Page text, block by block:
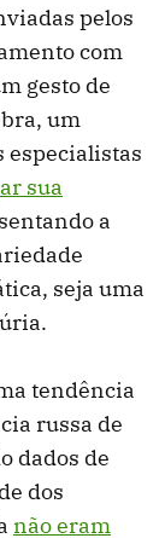
pelos
com
gesto de
um
especialistas
sua
a
seja uma
tendência
russa de
dados de
dos
não eram